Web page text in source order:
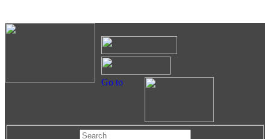
Go to